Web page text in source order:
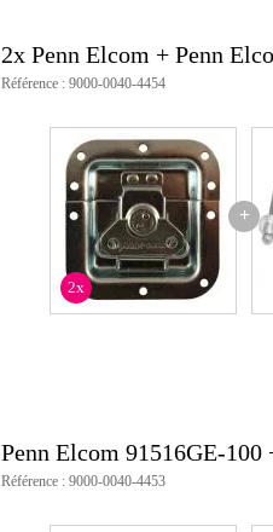
2x Penn Elcom + Penn
Référence : 9000-0040-4454
+
2x
Penn Elcom 91516GE-100
Référence : 9000-0040-4453